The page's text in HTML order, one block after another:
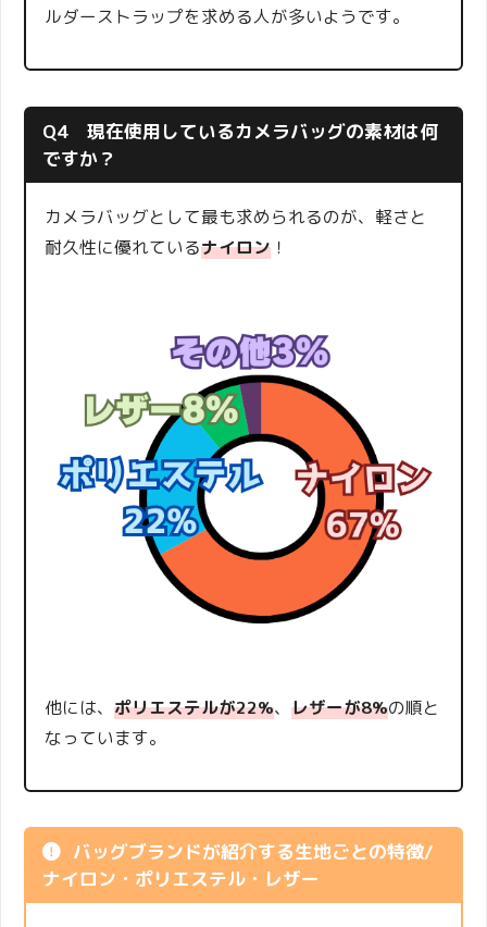
ルダーストラップを求める人が多いようです。
Q4 現在使用しているカメラバッグの素材は何
ですか？
カメラバッグとして最も求められるのが、軽さと
耐久性に優れているナイロン ！
他には、ポリエステルが22%、レザーが8%の順と
なっています。
バッグブランドが紹介する生地ごとの特徴/
ナイロン・ポリエステル・レザー